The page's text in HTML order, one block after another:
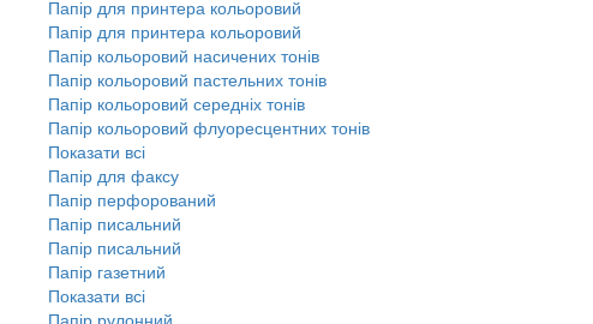
Папір для принтера кольоровий
Папір для принтера кольоровий
Папір кольоровий насичених тонів
Папір кольоровий пастельних тонів
Папір кольоровий середніх тонів
Папір кольоровий флуоресцентних тонів
Показати всі
Папір для факсу
Папір перфорований
Папір писальний
Папір писальний
Папір газетний
Показати всі
Папір рулонний